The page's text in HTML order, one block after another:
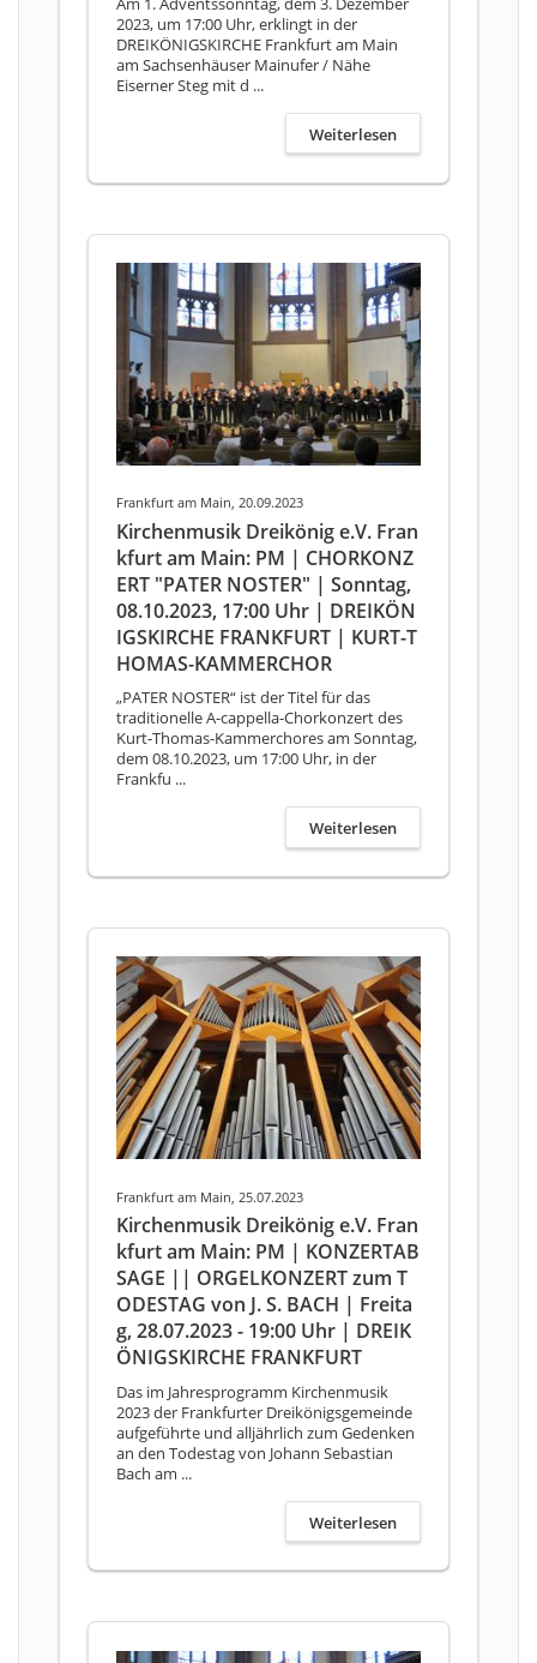
2023, um 17:00 Uhr, erklingt in der
DREIKÖNIGSKIRCHE Frankfurt am Main
am Sachsenhäuser Mainufer / Nähe
Eiserner Steg mit d ...
Weiterlesen
Frankfurt am Main, 20.09.2023
Kirchenmusik Dreikönig e.V. Fran
kfurt am Main: PM | CHORKONZ
ERT "PATER NOSTER" | Sonntag,
08.10.2023, 17:00 Uhr | DREIKÖN
IGSKIRCHE FRANKFURT | KURT-T
HOMAS-KAMMERCHOR
„PATER NOSTER“ ist der Titel für das
traditionelle A-cappella-Chorkonzert des
Kurt-Thomas-Kammerchores am Sonntag,
dem 08.10.2023, um 17:00 Uhr, in der
Frankfu ...
Weiterlesen
Frankfurt am Main, 25.07.2023
Kirchenmusik Dreikönig e.V. Fran
kfurt am Main: PM | KONZERTAB
SAGE || ORGELKONZERT zum T
ODESTAG von J. S. BACH | Freita
g, 28.07.2023 - 19:00 Uhr | DREIK
ÖNIGSKIRCHE FRANKFURT
Das im Jahresprogramm Kirchenmusik
2023 der Frankfurter Dreikönigsgemeinde
aufgeführte und alljährlich zum Gedenken
an den Todestag von Johann Sebastian
Bach am ...
Weiterlesen